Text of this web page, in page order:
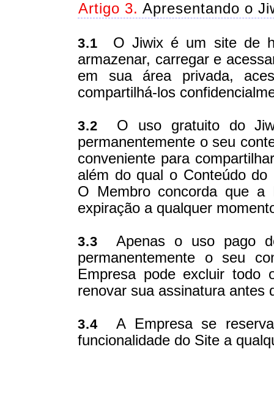
Artigo 3. Apresentando o
3.1 O Jiwix é um site de
armazenar, carregar e
em sua área privada,
compartilhá-los
3.2 O uso gratuito do
permanentemente o seu
conveniente para
além do qual o Conteúdo
O Membro concorda que a
expiração a qualquer
3.3 Apenas o uso pago
permanentemente o seu
Empresa pode excluir todo
renovar sua assinatura antes
3.4 A Empresa se
funcionalidade do Site a